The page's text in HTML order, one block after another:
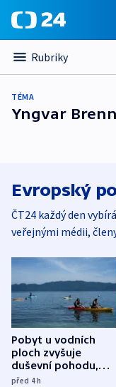
Rubriky
TÉMA
Yngvar
Evropský
ČT24 každý den
veřejnými médii,
Pobyt u vodních
ploch zvyšuje
duševní pohodu,
ukázala
před 4h